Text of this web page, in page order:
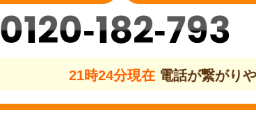
0120-182-793
21時24分現在 電話が繋がり